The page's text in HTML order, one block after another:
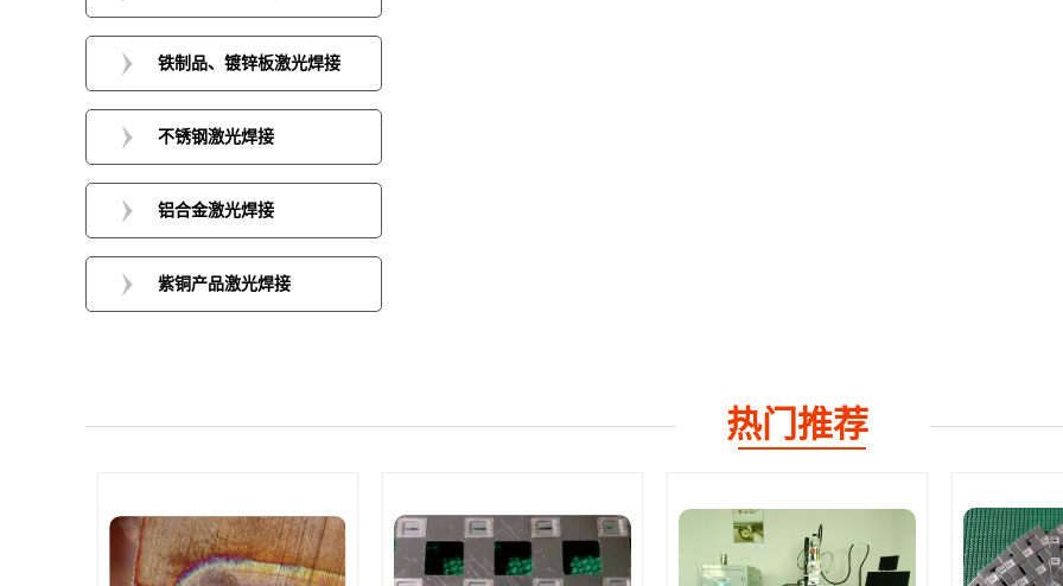
铁制品、镀锌板激光焊接
不锈钢激光焊接
铝合金激光焊接
紫铜产品激光焊接
热门推荐